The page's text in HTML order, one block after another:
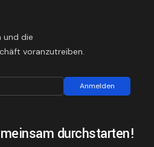
und die
voranzutreiben.
Anmelden
durchstarten!